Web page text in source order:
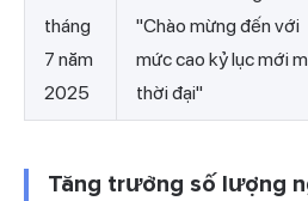
tháng
7 năm
2025
"Chào mừng đến với
mức cao kỷ lục mới
thời đại"
Tăng trưởng số lượng